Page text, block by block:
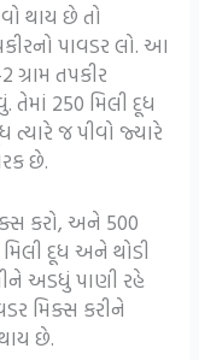
થાય છે તો
પાવડર લો. આ
ગ્રામ તપકીર
તેમાં 250 મિલી દૂધ
જ પીવો જ્યારે
છે.
કરો, અને 500
દૂધ અને થોડી
અડધું પાણી રહે
મિક્સ કરીને
છે.